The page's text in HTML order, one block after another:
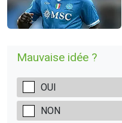
Mauvaise idée ?
OUI
NON